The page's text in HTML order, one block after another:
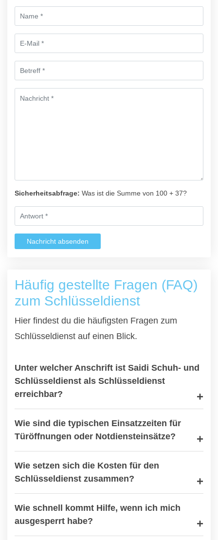
Sicherheitsabfrage: Was ist die Summe von 100 + 37?
Nachricht absenden
Häufig gestellte Fragen (FAQ)
zum Schlüsseldienst
Hier findest du die häufigsten Fragen zum
Schlüsseldienst auf einen Blick.
Unter welcher Anschrift ist Saidi Schuh- und
Schlüsseldienst als Schlüsseldienst
erreichbar?
Wie sind die typischen Einsatzzeiten für
Türöffnungen oder Notdiensteinsätze?
Wie setzen sich die Kosten für den
Schlüsseldienst zusammen?
Wie schnell kommt Hilfe, wenn ich mich
ausgesperrt habe?